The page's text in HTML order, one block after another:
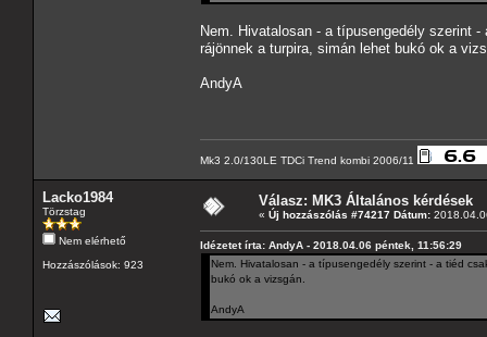
Nem. Hivatalosan - a típusengedély szerint
rájönnek a turpira, simán lehet bukó ok a
AndyA
Mk3 2.0/130LE TDCi Trend kombi 2006/11
Lacko1984
Törzstag
Nem elérhető
Hozzászólások: 923
Válasz: MK3 Általános kérdések
« Új hozzászólás #74217 Dátum:
Idézetet írta: AndyA - 2018.04.06 péntek, 11:56:29
Nem. Hivatalosan - a típusengedély szerint - a tiéd
bukó ok a vizsgán.
AndyA